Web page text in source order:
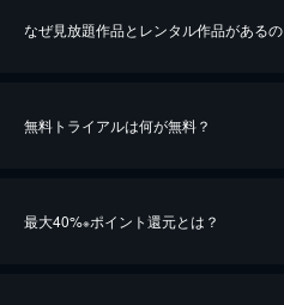
なぜ見放題作品とレンタル作品があるの
無料トライアルは何が無料？
最大40%※ポイント還元とは？